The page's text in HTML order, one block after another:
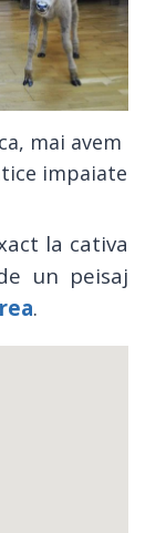
mai avem
impaiate
la cativa
un peisaj
.